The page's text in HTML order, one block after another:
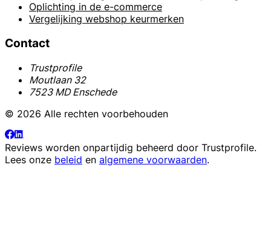
Oplichting in de e-commerce
Vergelijking webshop keurmerken
Contact
Trustprofile
Moutlaan 32
7523 MD Enschede
© 2026 Alle rechten voorbehouden
Reviews worden onpartijdig beheerd door Trustprofile.
Lees onze beleid en algemene voorwaarden.